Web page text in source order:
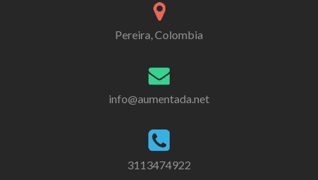
Pereira, Colombia
info@aumentada.net
3113474922